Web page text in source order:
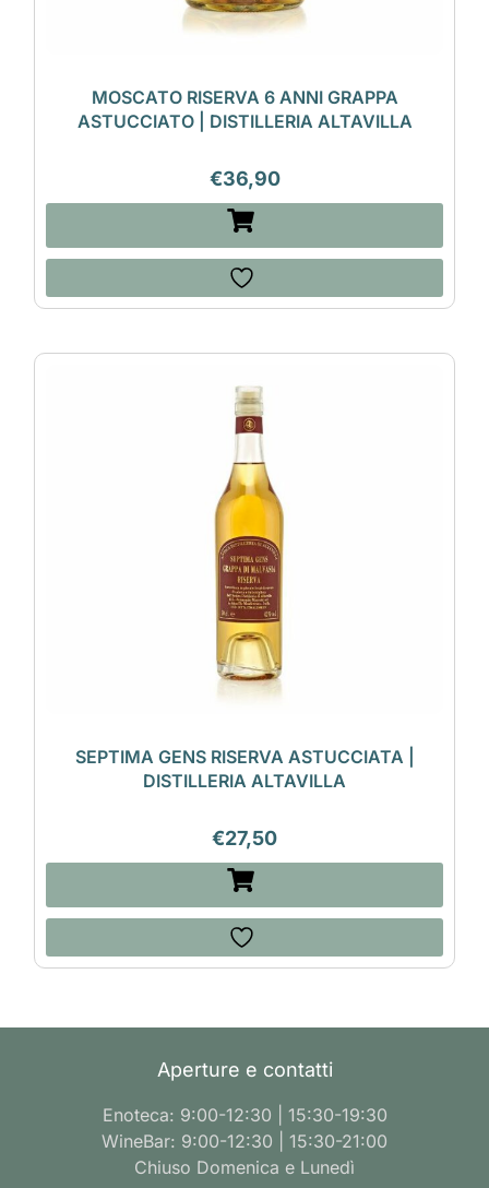
MOSCATO RISERVA 6 ANNI GRAPPA
ASTUCCIATO | DISTILLERIA ALTAVILLA
€36,90
SEPTIMA GENS RISERVA ASTUCCIATA |
DISTILLERIA ALTAVILLA
€27,50
Aperture e contatti
Enoteca: 9:00-12:30 | 15:30-19:30
WineBar: 9:00-12:30 | 15:30-21:00
Chiuso Domenica e Lunedì